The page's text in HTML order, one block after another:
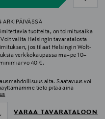
ARKIPÄIVÄSSÄ
tuotteita, on toimitusaika
valita Helsingin tavaratalosta
jos tilaat Helsingin Wolt-
verkkokaupassa ma–pe 10–
minimiarvo 40 €.
alta. Saatavuus voi
tieto pitää aina
VARAA TAVARATALOON